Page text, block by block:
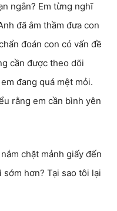
ngắn? Em từng nghĩ
đã âm thầm đưa con
đoán con có vấn đề
cần được theo dõi
đang quá mệt mỏi.
rằng em cần bình yên
chặt mảnh giấy đến
hơn? Tại sao tôi lại